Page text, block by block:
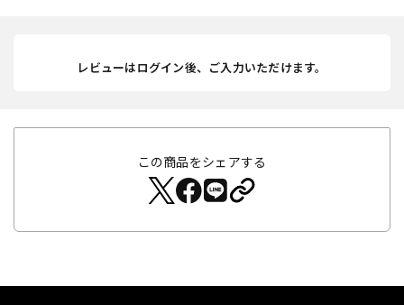
レビューはログイン後、ご入力いただけます。
この商品をシェアする